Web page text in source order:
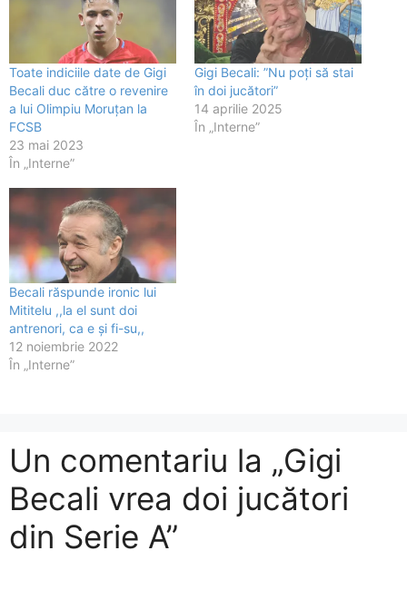
Toate indiciile date de Gigi
Becali duc către o revenire
a lui Olimpiu Moruțan la
FCSB
23 mai 2023
În „Interne”
Gigi Becali: ”Nu poți să stai
în doi jucători”
14 aprilie 2025
În „Interne”
Becali răspunde ironic lui
Mititelu ,,la el sunt doi
antrenori, ca e și fi-su,,
12 noiembrie 2022
În „Interne”
Un comentariu la „Gigi
Becali vrea doi jucători
din Serie A”